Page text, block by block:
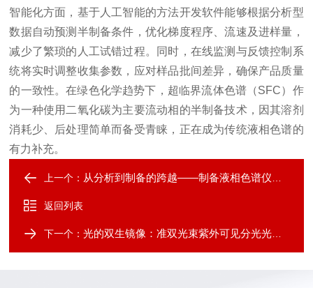
智能化方面，基于人工智能的方法开发软件能够根据分析型
数据自动预测半制备条件，优化梯度程序、流速及进样量，
减少了繁琐的人工试错过程。同时，在线监测与反馈控制系
统将实时调整收集参数，应对样品批间差异，确保产品质量
的一致性。在绿色化学趋势下，超临界流体色谱（SFC）作
为一种使用二氧化碳为主要流动相的半制备技术，因其溶剂
消耗少、后处理简单而备受青睐，正在成为传统液相色谱的
有力补充。
上一个： 从分析到制备的跨越——制备液相色谱仪技术深度解读
返回列表
下一个：光的双生镜像：准双光束紫外可见分光光度计如何以差分之眼消解漂移迷雾